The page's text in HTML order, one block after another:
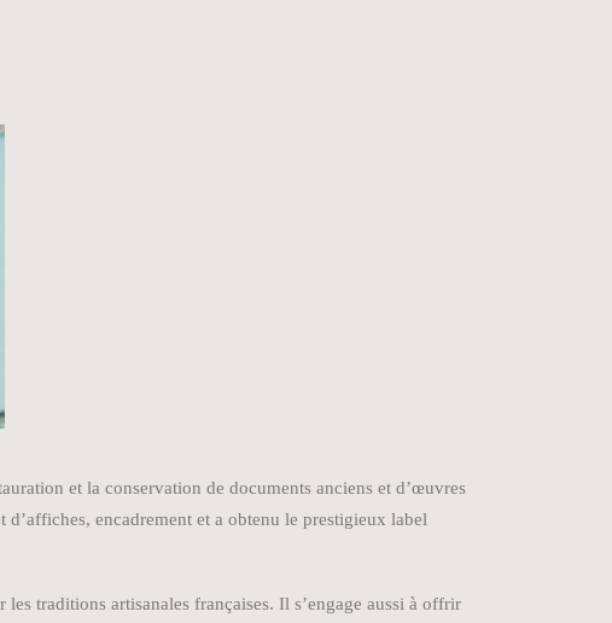
et la conservation de documents anciens et d’œuvres
encadrement et a obtenu le prestigieux label
traditions artisanales françaises. Il s’engage aussi à offrir